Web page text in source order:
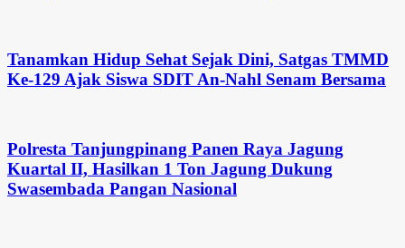
Tanamkan Hidup Sehat Sejak Dini, Satgas TMMD
Ke-129 Ajak Siswa SDIT An-Nahl Senam Bersama
Polresta Tanjungpinang Panen Raya Jagung
Kuartal II, Hasilkan 1 Ton Jagung Dukung
Swasembada Pangan Nasional